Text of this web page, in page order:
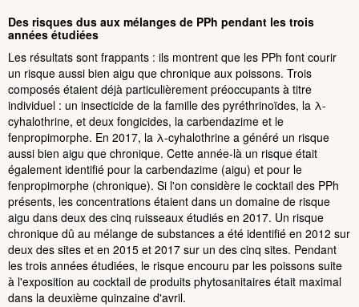
Des risques dus aux mélanges de PPh pendant les trois
années étudiées
Les résultats sont frappants : ils montrent que les PPh font courir
un risque aussi bien aigu que chronique aux poissons. Trois
composés étaient déjà particulièrement préoccupants à titre
individuel : un insecticide de la famille des pyréthrinoïdes, la λ-
cyhalothrine, et deux fongicides, la carbendazime et le
fenpropimorphe. En 2017, la λ-cyhalothrine a généré un risque
aussi bien aigu que chronique. Cette année-là un risque était
également identifié pour la carbendazime (aigu) et pour le
fenpropimorphe (chronique). Si l'on considère le cocktail des PPh
présents, les concentrations étaient dans un domaine de risque
aigu dans deux des cinq ruisseaux étudiés en 2017. Un risque
chronique dû au mélange de substances a été identifié en 2012 sur
deux des sites et en 2015 et 2017 sur un des cinq sites. Pendant
les trois années étudiées, le risque encouru par les poissons suite
à l'exposition au cocktail de produits phytosanitaires était maximal
dans la deuxième quinzaine d'avril.